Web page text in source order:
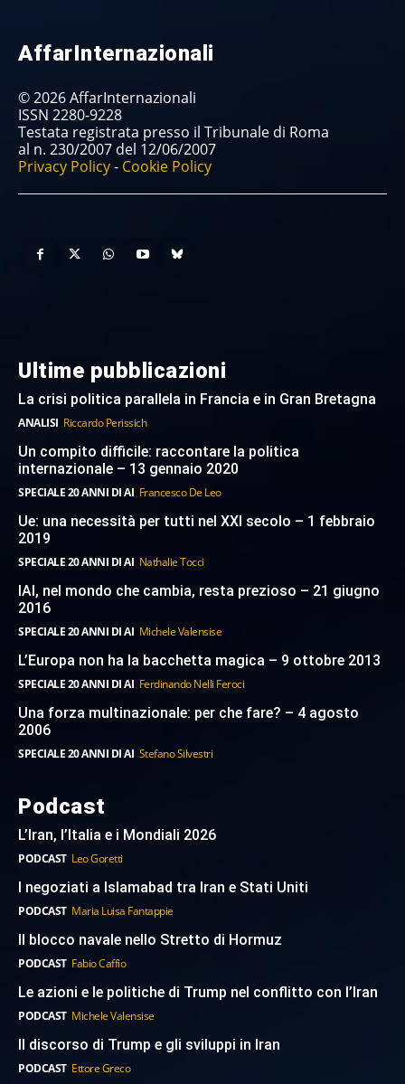
AffarInternazionali
© 2026 AffarInternazionali
ISSN 2280-9228
Testata registrata presso il Tribunale di Roma
al n. 230/2007 del 12/06/2007
Privacy Policy- Cookie Policy
Ultime pubblicazioni
La crisi politica parallela in Francia e in Gran Bretagna
ANALISI Riccardo Perissich
Un compito difficile: raccontare la politica
internazionale – 13 gennaio 2020
SPECIALE 20 ANNI DI AI Francesco De Leo
Ue: una necessità per tutti nel XXI secolo – 1 febbraio
2019
SPECIALE 20 ANNI DI AI Nathalie Tocci
IAI, nel mondo che cambia, resta prezioso – 21 giugno
2016
SPECIALE 20 ANNI DI AI Michele Valensise
L’Europa non ha la bacchetta magica – 9 ottobre 2013
SPECIALE 20 ANNI DI AI Ferdinando Nelli Feroci
Una forza multinazionale: per che fare? – 4 agosto
2006
SPECIALE 20 ANNI DI AI Stefano Silvestri
Podcast
L’Iran, l’Italia e i Mondiali 2026
PODCAST Leo Goretti
I negoziati a Islamabad tra Iran e Stati Uniti
PODCAST Maria Luisa Fantappie
Il blocco navale nello Stretto di Hormuz
PODCAST Fabio Caffio
Le azioni e le politiche di Trump nel conflitto con l’Iran
PODCAST Michele Valensise
Il discorso di Trump e gli sviluppi in Iran
PODCAST Ettore Greco